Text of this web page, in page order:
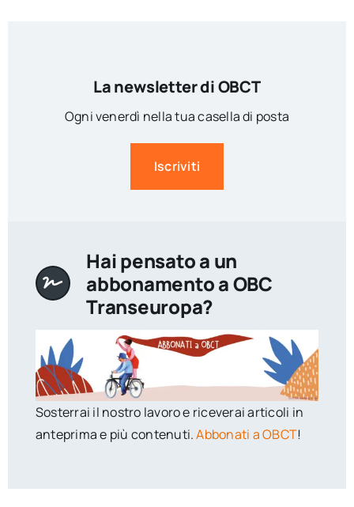
La newsletter di OBCT
Ogni venerdì nella tua casella di posta
Iscriviti
Hai pensato a un
abbonamento a OBC
Transeuropa?
Sosterrai il nostro lavoro e riceverai articoli in
anteprima e più contenuti.Abbonati a OBCT!